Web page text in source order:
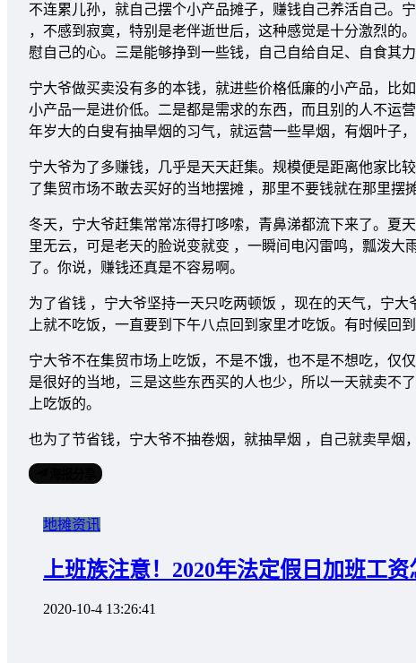
不连累儿孙，就自己摆个小产品摊子，赚钱自己养活自己。
，不感到寂寞，特别是老伴逝世后，这种感觉是十分激烈的
慰自己的心。三是能够挣到一些钱，自己自给自足、自食其
宁大爷做买卖没有多的本钱，就进些价格低廉的小产品，比
小产品一是进价低。二是都是需求的东西，而且别的人不运
年岁大的白叟有抽旱烟的习气，就运营一些旱烟，有烟叶子
宁大爷为了多赚钱，几乎是天天赶集。规模便是距离他家比
了集贸市场不敢去买好的当地摆摊 ，那里不要钱就在那里摆
冬天，宁大爷赶集常常冻得打哆嗦，青鼻涕都流下来了。夏
里无云，可是老天的脸说变就变 ，一瞬间电闪雷鸣，瓢泼
了。你说，赚钱还真是不容易啊。
为了省钱 ，宁大爷坚持一天只吃两顿饭 ，现在的天气，宁
上就不吃饭，一直要到下午八点回到家里才吃饭。有时候回
宁大爷不在集贸市场上吃饭，不是不饿，也不是不想吃，仅
是很好的当地，三是这些东西买的人也少，所以一天就卖不
上吃饭的。
也为了节省钱，宁大爷不抽卷烟，就抽旱烟 ，自己就卖旱烟
地摊资讯
上班族注意！2020年法定假日加班工资
2020-10-4 13:26:41